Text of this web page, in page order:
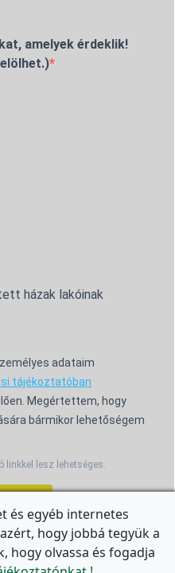
amelyek érdeklik!
házak lakóinak
adataim
tájékoztatóban
Megértettem, hogy
bármikor lehetőségem
linkkel lesz lehetséges.
HERE.
és egyéb internetes
hogy jobbá tegyük a
hogy olvassa és fogadja